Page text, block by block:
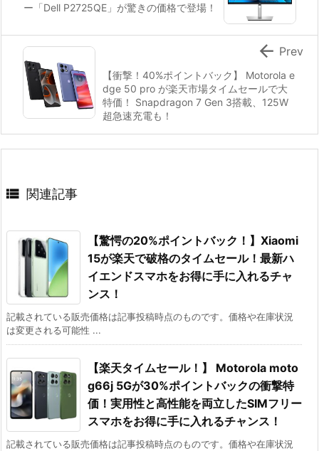
ー「Dell P2725QE」が驚きの価格で登場！
【衝撃！40%ポイントバック】 Motorola e
dge 50 pro が楽天市場タイムセールで大
特価！ Snapdragon 7 Gen 3搭載、125W
超急速充電も！
 Prev
 関連記事
【驚愕の20%ポイントバック！】Xiaomi
15が楽天で破格のタイムセール！最新ハ
イエンドスマホをお得に手に入れるチャ
ンス！
記載されている販売価格は記事投稿時点のものです。価格や在庫状況
は変更される可能性 ...
【楽天タイムセール！】 Motorola moto
g66j 5Gが30%ポイントバックの衝撃特
価！実用性と高性能を両立したSIMフリー
スマホをお得に手に入れるチャンス！
記載されている販売価格は記事投稿時点のものです。価格や在庫状況